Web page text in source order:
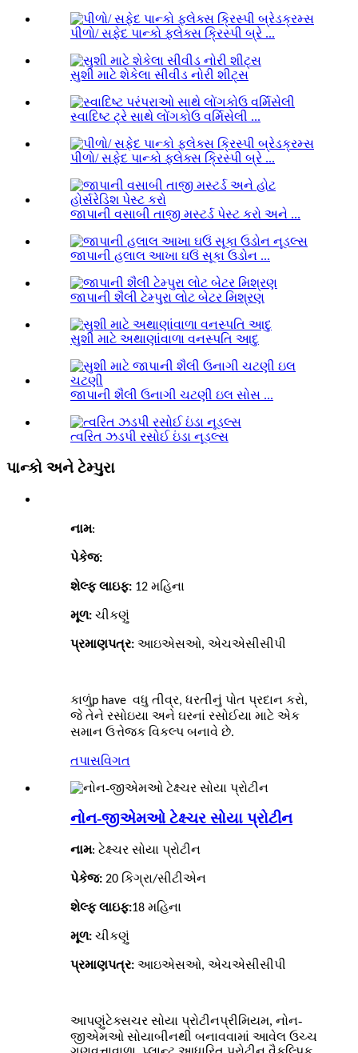
પીળો/ સફેદ પાન્કો ફ્લેક્સ ક્રિસ્પી બ્રે ...
સુશી માટે શેકેલા સીવીડ નોરી શીટ્સ
સ્વાદિષ્ટ ટ્રે સાથે લોંગકોઉ વર્મિસેલી ...
પીળો/ સફેદ પાન્કો ફ્લેક્સ ક્રિસ્પી બ્રે ...
જાપાની વસાબી તાજી મસ્ટર્ડ પેસ્ટ કરો અને ...
જાપાની હલાલ આખા ઘઉં સૂકા ઉડોન ...
જાપાની શૈલી ટેમ્પુરા લોટ બેટર મિશ્રણ
સુશી માટે અથાણાંવાળા વનસ્પતિ આદુ
જાપાની શૈલી ઉનાગી ચટણી ઇલ સોસ ...
ત્વરિત ઝડપી રસોઈ ઇંડા નૂડલ્સ
પાન્કો અને ટેમ્પુરા
નામ:
પેકેજ:
શેલ્ફ લાઇફ: 12 મહિના
મૂળ: ચીકણું
પ્રમાણપત્ર: આઇએસઓ, એચએસીસીપી
કાળુંp have વધુ તીવ્ર, ધરતીનું પોત પ્રદાન કરો,
જે તેને રસોઇયા અને ઘરનાં રસોઈયા માટે એક
સમાન ઉત્તેજક વિકલ્પ બનાવે છે.
તપાસવિગત
નોન-જીએમઓ ટેક્ષ્ચર સોયા પ્રોટીન
નામ: ટેક્ષ્ચર સોયા પ્રોટીન
પેકેજ: 20 કિગ્રા/સીટીએન
શેલ્ફ લાઇફ:18 મહિના
મૂળ: ચીકણું
પ્રમાણપત્ર: આઇએસઓ, એચએસીસીપી
આપણુંટેક્સચર સોયા પ્રોટીનપ્રીમિયમ, નોન-
જીએમઓ સોયાબીનથી બનાવવામાં આવેલ ઉચ્ચ